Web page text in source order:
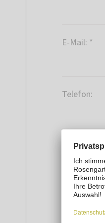
E-Mail: *
Telefon:
Straße: *